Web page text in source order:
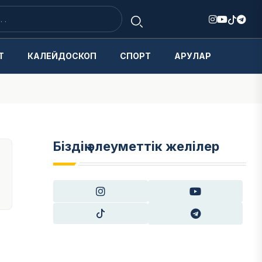
КАЛЕЙДОСКОП СПОРТ АРУЛАР
Біздің әлеуметтік желілер